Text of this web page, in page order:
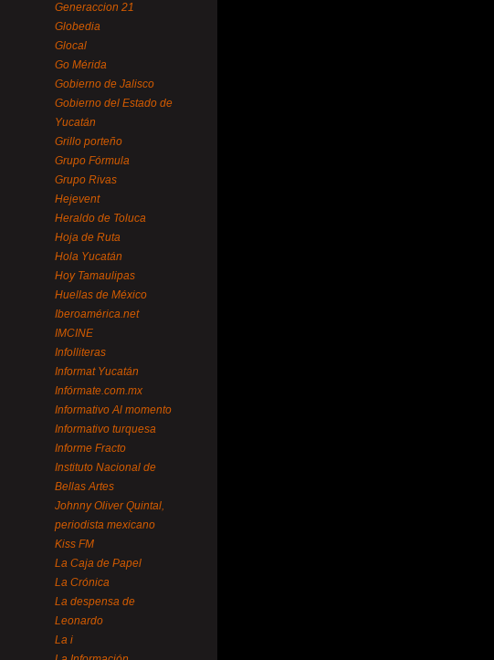
Generaccion 21
Globedia
Glocal
Go Mérida
Gobierno de Jalisco
Gobierno del Estado de
Yucatán
Grillo porteño
Grupo Fórmula
Grupo Rivas
Hejevent
Heraldo de Toluca
Hoja de Ruta
Hola Yucatán
Hoy Tamaulipas
Huellas de México
Iberoamérica.net
IMCINE
Infolliteras
Informat Yucatán
Infórmate.com.mx
Informativo Al momento
Informativo turquesa
Informe Fracto
Instituto Nacional de
Bellas Artes
Johnny Oliver Quintal,
periodista mexicano
Kiss FM
La Caja de Papel
La Crónica
La despensa de
Leonardo
La i